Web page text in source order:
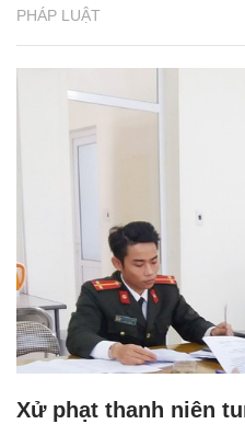
PHÁP LUẬT
Xử phạt thanh niên